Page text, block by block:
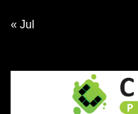
« Jul